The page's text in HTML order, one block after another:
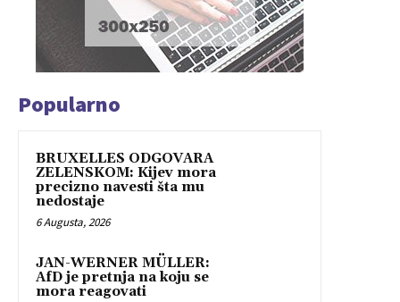
Popularno
BRUXELLES ODGOVARA
ZELENSKOM: Kijev mora
precizno navesti šta mu
nedostaje
6 Augusta, 2026
JAN-WERNER MÜLLER:
AfD je pretnja na koju se
mora reagovati